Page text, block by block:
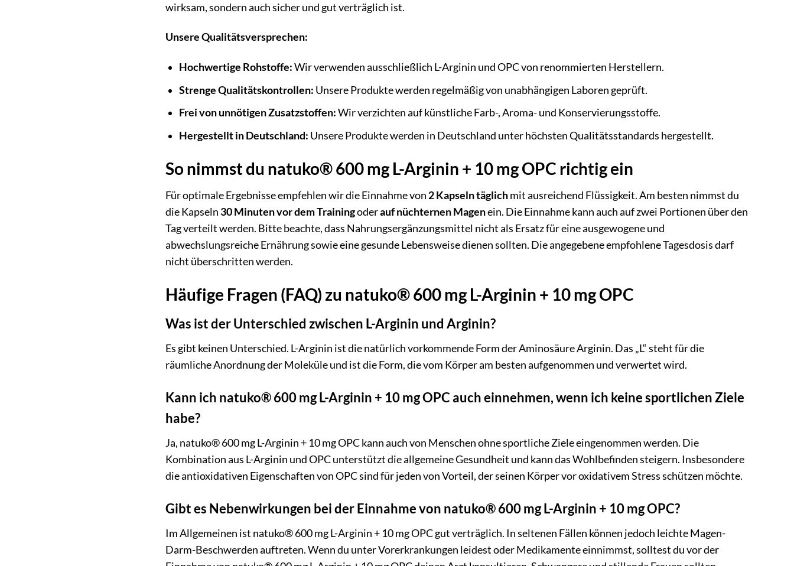
wirksam, sondern auch sicher und gut verträglich ist.
Unsere Qualitätsversprechen:
Hochwertige Rohstoffe:Wir verwenden ausschließlich L-Arginin und OPC von renommierten Herstellern.
Strenge Qualitätskontrollen: Unsere Produkte werden regelmäßig von unabhängigen Laboren geprüft.
Frei von unnötigen Zusatzstoffen:Wir verzichten auf künstliche Farb-, Aroma- und Konservierungsstoffe.
Hergestellt in Deutschland: Unsere Produkte werden in Deutschland unter höchsten Qualitätsstandards hergestellt.
So nimmst du natuko® 600 mg L-Arginin + 10 mg OPC richtig ein
Für optimale Ergebnisse empfehlen wir die Einnahme von 2 Kapseln täglichmit ausreichend Flüssigkeit. Am besten nimmst du
die Kapseln 30 Minuten vor dem Trainingoderauf nüchternen Magenein. Die Einnahme kann auch auf zwei Portionen über den
Tag verteilt werden. Bitte beachte, dass Nahrungsergänzungsmittel nicht als Ersatz für eine ausgewogene und
abwechslungsreiche Ernährung sowie eine gesunde Lebensweise dienen sollten. Die angegebene empfohlene Tagesdosis darf
nicht überschritten werden.
Häufige Fragen (FAQ) zu natuko® 600 mg L-Arginin + 10 mg OPC
Was ist der Unterschied zwischen L-Arginin und Arginin?
Es gibt keinen Unterschied. L-Arginin ist die natürlich vorkommende Form der Aminosäure Arginin. Das „L“ steht für die
räumliche Anordnung der Moleküle und ist die Form, die vom Körper am besten aufgenommen und verwertet wird.
Kann ich natuko® 600 mg L-Arginin + 10 mg OPC auch einnehmen, wenn ich keine sportlichen Ziele
habe?
Ja, natuko® 600 mg L-Arginin + 10 mg OPC kann auch von Menschen ohne sportliche Ziele eingenommen werden. Die
Kombination aus L-Arginin und OPC unterstützt die allgemeine Gesundheit und kann das Wohlbefinden steigern. Insbesondere
die antioxidativen Eigenschaften von OPC sind für jeden von Vorteil, der seinen Körper vor oxidativem Stress schützen möchte.
Gibt es Nebenwirkungen bei der Einnahme von natuko® 600 mg L-Arginin + 10 mg OPC?
Im Allgemeinen ist natuko® 600 mg L-Arginin + 10 mg OPC gut verträglich. In seltenen Fällen können jedoch leichte Magen-
Darm-Beschwerden auftreten. Wenn du unter Vorerkrankungen leidest oder Medikamente einnimmst, solltest du vor der